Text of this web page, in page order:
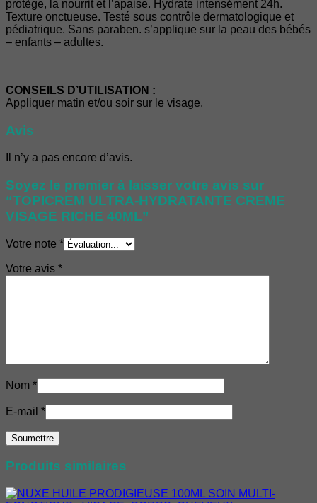
protège, la nourrit et l’apaise. Hydrate intensément 24h.
Texture onctueuse. Testé sous contrôle dermatologique et
pédiatrique. Sans paraben. s’applique sur la peau des bébés
– enfants – adultes.
CONSEILS D’UTILISATION :
Appliquer matin et/ou soir sur le visage.
Avis
Il n’y a pas encore d’avis.
Soyez le premier à laisser votre avis sur
“TOPICREM ULTRA-HYDRATANTE CREME
VISAGE RICHE 40ML”
Votre note *
Votre avis *
Nom *
E-mail *
Produits similaires